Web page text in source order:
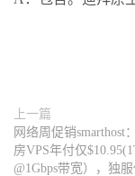
上一篇
网络周促销smarthost
房VPS年付仅
@1Gbps带宽），独